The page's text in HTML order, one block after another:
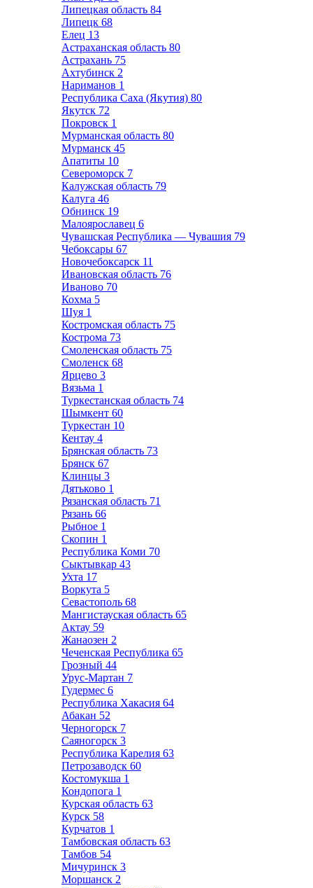
Липецкая область 84
Липецк 68
Елец 13
Астраханская область 80
Астрахань 75
Ахтубинск 2
Нариманов 1
Республика Саха (Якутия) 80
Якутск 72
Покровск 1
Мурманская область 80
Мурманск 45
Апатиты 10
Североморск 7
Калужская область 79
Калуга 46
Обнинск 19
Малоярославец 6
Чувашская Республика — Чувашия 79
Чебоксары 67
Новочебоксарск 11
Ивановская область 76
Иваново 70
Кохма 5
Шуя 1
Костромская область 75
Кострома 73
Смоленская область 75
Смоленск 68
Ярцево 3
Вязьма 1
Туркестанская область 74
Шымкент 60
Туркестан 10
Кентау 4
Брянская область 73
Брянск 67
Клинцы 3
Дятьково 1
Рязанская область 71
Рязань 66
Рыбное 1
Скопин 1
Республика Коми 70
Сыктывкар 43
Ухта 17
Воркута 5
Севастополь 68
Мангистауская область 65
Актау 59
Жанаозен 2
Чеченская Республика 65
Грозный 44
Урус-Мартан 7
Гудермес 6
Республика Хакасия 64
Абакан 52
Черногорск 7
Саяногорск 3
Республика Карелия 63
Петрозаводск 60
Костомукша 1
Кондопога 1
Курская область 63
Курск 58
Курчатов 1
Тамбовская область 63
Тамбов 54
Мичуринск 3
Моршанск 2